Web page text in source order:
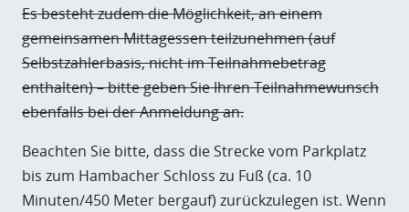
Es besteht zudem die Möglichkeit, an einem
gemeinsamen Mittagessen teilzunehmen (auf
Selbstzahlerbasis, nicht im Teilnahmebetrag
enthalten) – bitte geben Sie Ihren Teilnahmewunsch
ebenfalls bei der Anmeldung an.
Beachten Sie bitte, dass die Strecke vom Parkplatz
bis zum Hambacher Schloss zu Fuß (ca. 10
Minuten/450 Meter bergauf) zurückzulegen ist. Wenn